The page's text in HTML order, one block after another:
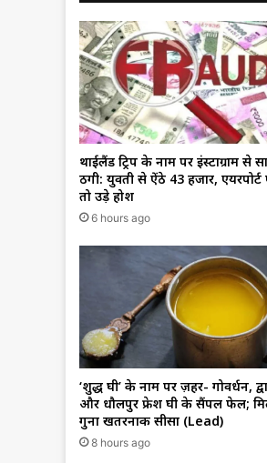
थाईलैंड ट्रिप के नाम पर इंस्टाग्राम से
ठगी: युवती से ऐंठे ₹43 हजार,
तो उड़े होश
6 hours ago
‘शुद्ध घी’ के नाम पर ज़हर- गोवर्धन,
और धौलपुर फ्रेश घी के सैंपल फेल;
गुना खतरनाक सीसा (Lead)
8 hours ago